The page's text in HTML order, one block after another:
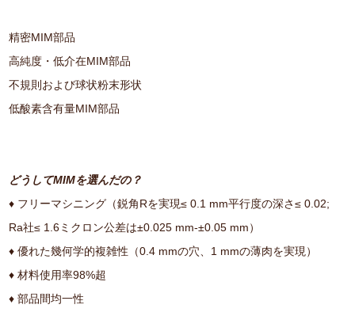
精密MIM部品
高純度・低介在MIM部品
不規則および球状粉末形状
低酸素含有量MIM部品
どうしてMIMを選んだの？
♦ フリーマシニング（鋭角Rを実現≤ 0.1 mm平行度の深さ≤ 0.02;
Ra社≤ 1.6ミクロン公差は±0.025 mm-±0.05 mm）
♦ 優れた幾何学的複雑性（0.4 mmの穴、1 mmの薄肉を実現）
♦ 材料使用率98%超
♦ 部品間均一性